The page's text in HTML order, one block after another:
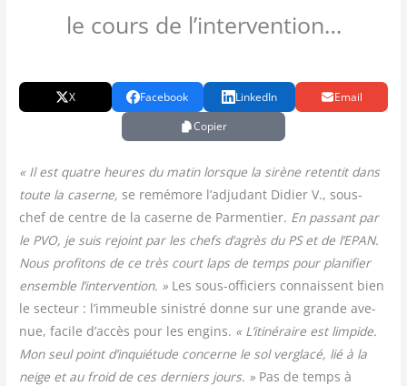
le cours de l’intervention…
X Facebook LinkedIn
Email
Copier
« Il est quatre heures du matin lorsque la sirène reten­tit dans
toute la caserne, se remé­more l’adjudant Didier V., sous-
chef de centre de la caserne de Par­men­tier. En pas­sant par
le PVO, je suis rejoint par les chefs d’agrès du PS et de l’EPAN.
Nous pro­fi­tons de ce très court laps de temps pour pla­ni­fier
ensemble l’intervention. » Les sous-offi­ciers connaissent bien
le sec­teur : l’immeuble sinis­tré donne sur une grande ave­
nue, facile d’accès pour les engins. « L’itinéraire est lim­pide.
Mon seul point d’inquiétude concerne le sol ver­gla­cé, lié à la
neige et au froid de ces der­niers jours. » Pas de temps à